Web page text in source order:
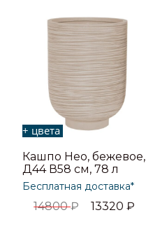
+ цвета
Кашпо Нео, бежевое,
Д44 В58 см, 78 л
Бесплатная доставка*
14800₽ 13320₽